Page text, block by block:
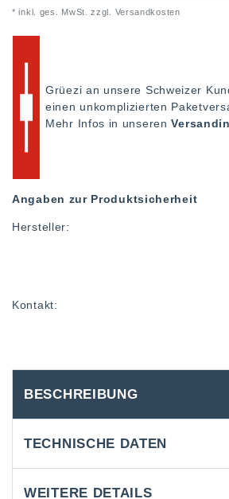
* inkl. ges. MwSt. zzgl. Versandkosten
Grüezi an unsere Schweizer
einen unkomplizierten
Mehr Infos in unseren
Angaben zur Produktsicherheit
Hersteller:
Kontakt:
BESCHREIBUNG
TECHNISCHE DATEN
WEITERE DETAILS